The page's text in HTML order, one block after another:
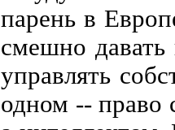
парень в
смешно давать
управлять
одном -- право